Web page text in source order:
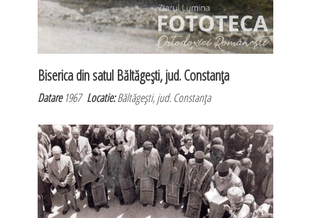
Biserica din satul Băltăgeşti, jud. Constanţa
Datare1967Locatie:Băltăgeşti, jud. Constanţa